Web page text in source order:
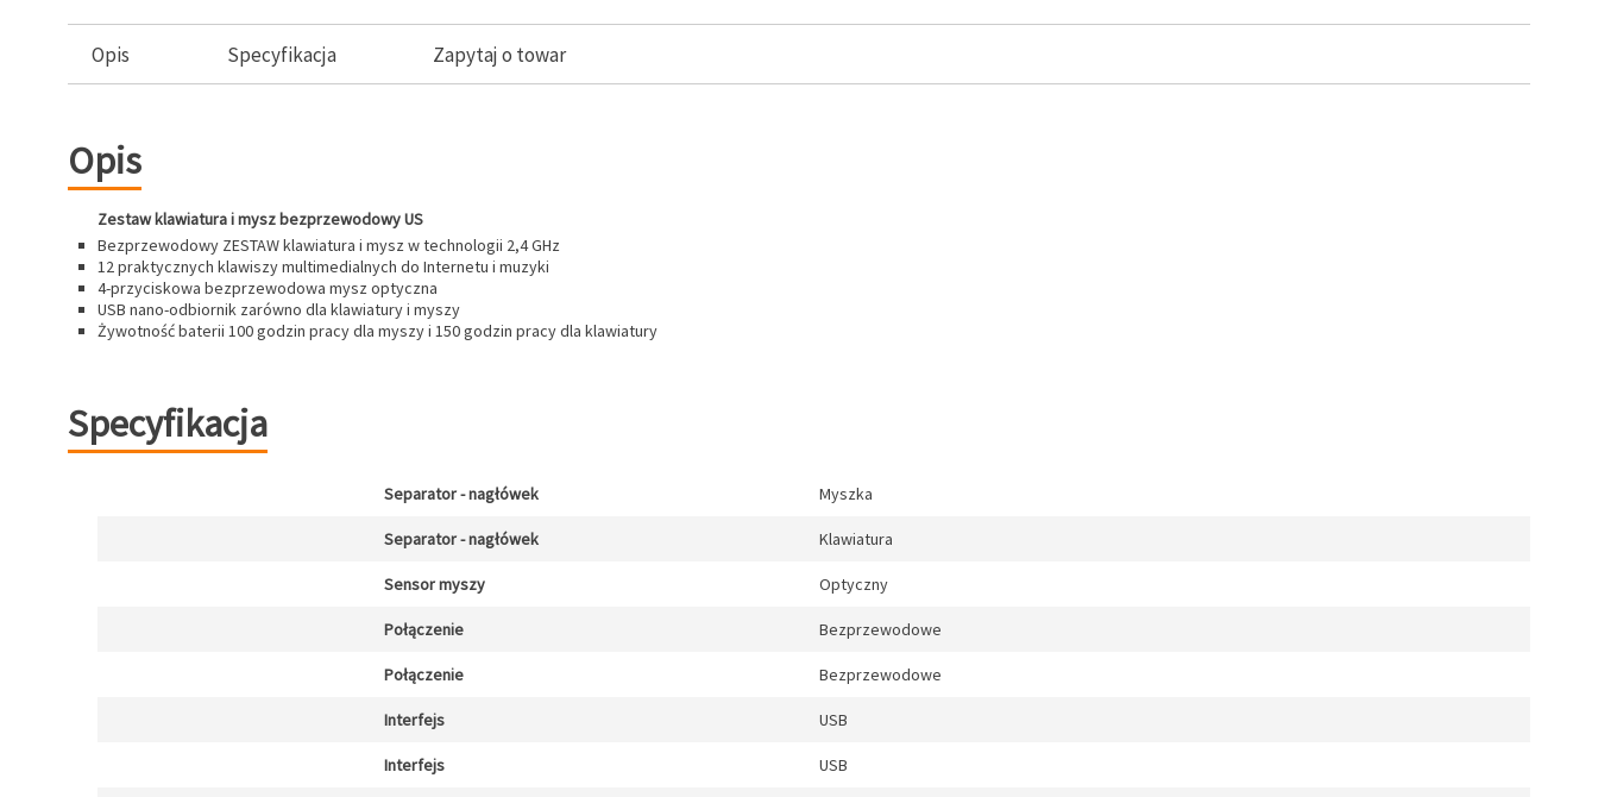
Opis Specyfikacja Zapytaj o towar
Opis
Zestaw klawiatura i mysz bezprzewodowy US
Bezprzewodowy ZESTAW klawiatura i mysz w technologii 2,4 GHz
12 praktycznych klawiszy multimedialnych do Internetu i muzyki
4-przyciskowa bezprzewodowa mysz optyczna
USB nano-odbiornik zarówno dla klawiatury i myszy
Żywotność baterii 100 godzin pracy dla myszy i 150 godzin pracy dla klawiatury
Specyfikacja
Separator - nagłówek Myszka
Separator - nagłówek Klawiatura
Sensor myszy Optyczny
Połączenie Bezprzewodowe
Połączenie Bezprzewodowe
Interfejs USB
Interfejs USB